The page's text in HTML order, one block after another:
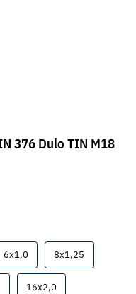
376 Dulo TIN M18
6x1,06x1,0 8x1,25
14x2,016x2,016x2,0